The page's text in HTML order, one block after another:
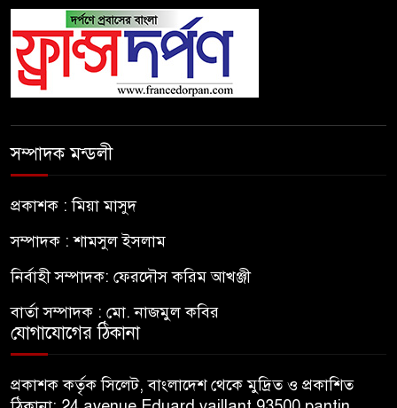
সম্পাদক মন্ডলী
প্রকাশক : মিয়া মাসুদ
সম্পাদক : শামসুল ইসলাম
নির্বাহী সম্পাদক: ফেরদৌস করিম আখঞ্জী
বার্তা সম্পাদক : মো. নাজমুল কবির
যোগাযোগের ঠিকানা
প্রকাশক কর্তৃক সিলেট, বাংলাদেশ থেকে মুদ্রিত ও প্রকাশিত